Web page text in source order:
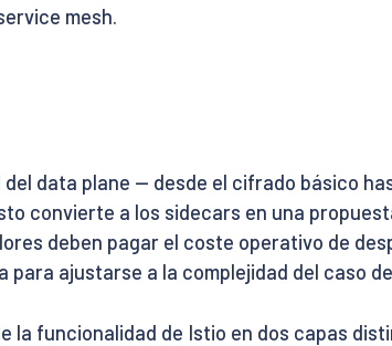
mesh.
data plane — desde el cifrado básico
convierte a los sidecars en una
deben pagar el coste operativo de
ajustarse a la complejidad del caso
la funcionalidad de Istio en dos capas